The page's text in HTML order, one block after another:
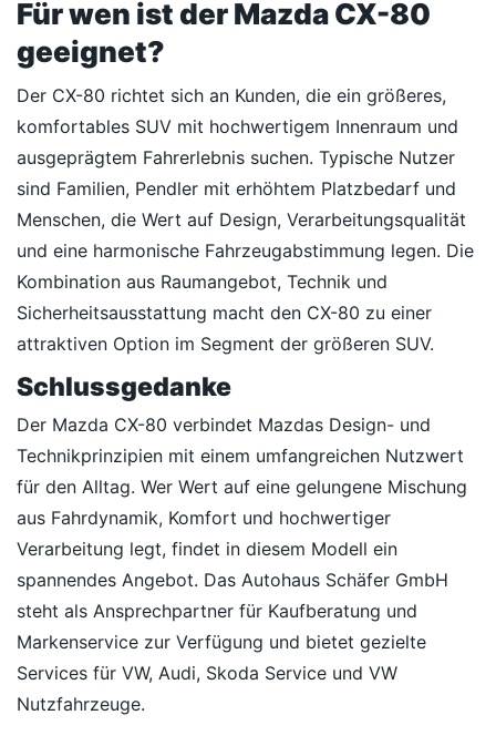
Für wen ist der Mazda CX-80
geeignet?
Der CX-80 richtet sich an Kunden, die ein größeres,
komfortables SUV mit hochwertigem Innenraum und
ausgeprägtem Fahrerlebnis suchen. Typische Nutzer
sind Familien, Pendler mit erhöhtem Platzbedarf und
Menschen, die Wert auf Design, Verarbeitungsqualität
und eine harmonische Fahrzeugabstimmung legen. Die
Kombination aus Raumangebot, Technik und
Sicherheitsausstattung macht den CX-80 zu einer
attraktiven Option im Segment der größeren SUV.
Schlussgedanke
Der Mazda CX-80 verbindet Mazdas Design- und
Technikprinzipien mit einem umfangreichen Nutzwert
für den Alltag. Wer Wert auf eine gelungene Mischung
aus Fahrdynamik, Komfort und hochwertiger
Verarbeitung legt, findet in diesem Modell ein
spannendes Angebot. Das Autohaus Schäfer GmbH
steht als Ansprechpartner für Kaufberatung und
Markenservice zur Verfügung und bietet gezielte
Services für VW, Audi, Skoda Service und VW
Nutzfahrzeuge.